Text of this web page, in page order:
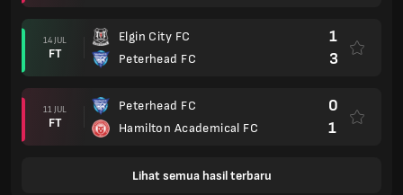
14 JUL
FT
Elgin City FC
Peterhead FC
1
3
11 JUL
FT
Peterhead FC
Hamilton Academical FC
0
1
Lihat semua hasil terbaru